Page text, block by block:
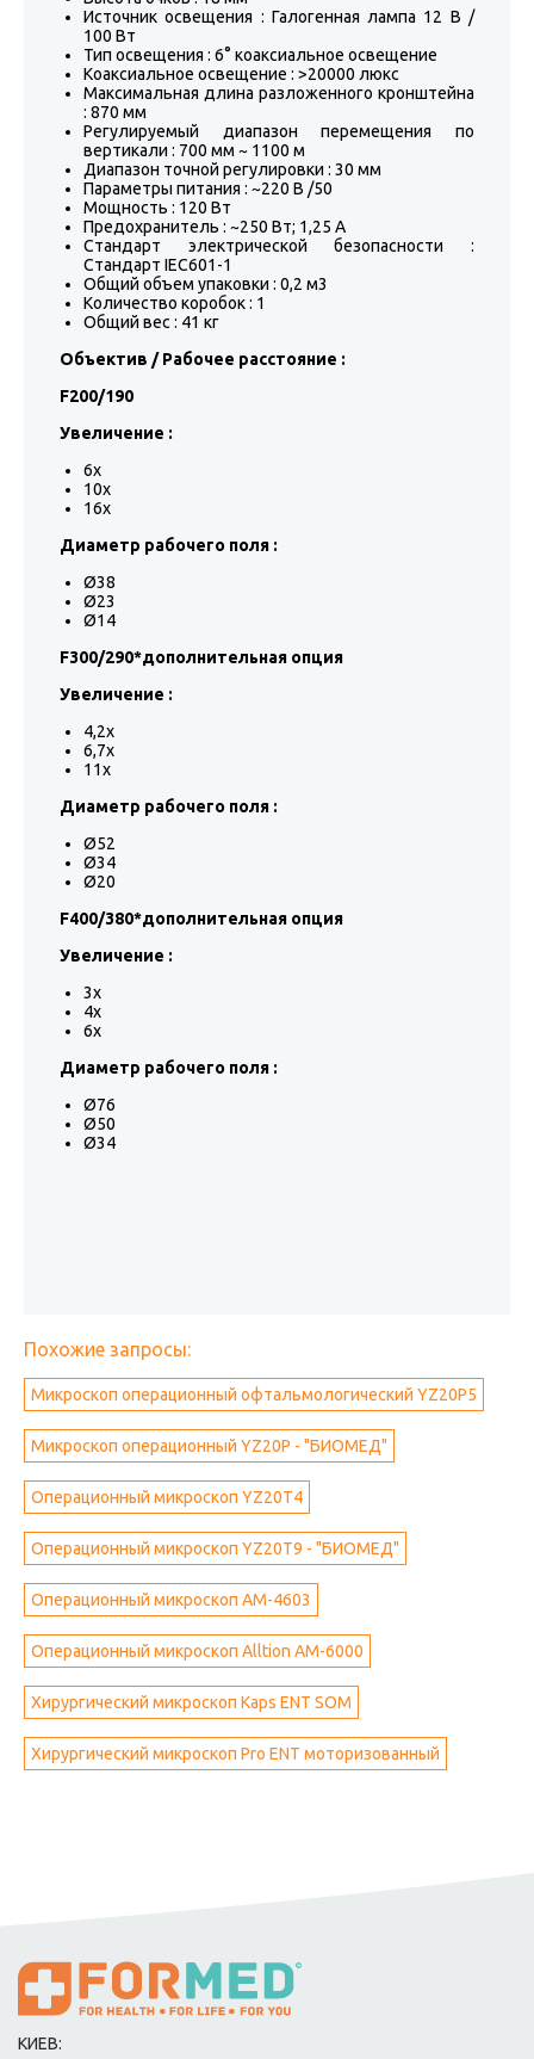
Источник освещения : Галогенная лампа 12 В /
100 Вт
Тип освещения : 6° коаксиальное освещение
Коаксиальное освещение : >20000 люкс
Максимальная длина разложенного кронштейна
: 870 мм
Регулируемый диапазон перемещения по
вертикали : 700 мм ~ 1100 м
Диапазон точной регулировки : 30 мм
Параметры питания : ~220 В /50
Мощность : 120 Вт
Предохранитель : ~250 Вт; 1,25 A
Стандарт электрической безопасности :
Стандарт IEC601-1
Общий объем упаковки : 0,2 м3
Количество коробок : 1
Общий вес : 41 кг
Объектив / Рабочее расстояние :
F200/190
Увеличение :
6x
10x
16х
Диаметр рабочего поля :
Ø38
Ø23
Ø14
F300/290*дополнительная опция
Увеличение :
4,2x
6,7x
11x
Диаметр рабочего поля :
Ø52
Ø34
Ø20
F400/380*дополнительная опция
Увеличение :
3x
4x
6x
Диаметр рабочего поля :
Ø76
Ø50
Ø34
Похожие запросы:
Микроскоп операционный офтальмологический YZ20Р5
Микроскоп операционный YZ20Р - "БИОМЕД"
Операционный микроскоп YZ20T4
Операционный микроскоп YZ20T9 - "БИОМЕД"
Операционный микроскоп АМ-4603
Операционный микроскоп Alltion АМ-6000
Хирургический микроскоп Kaps ENT SOM
Хирургический микроскоп Pro ENT моторизованный
КИЕВ: